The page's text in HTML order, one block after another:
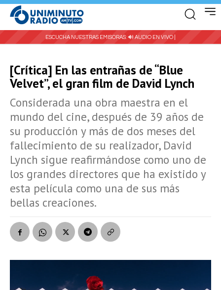
ESCUCHA NUESTRAS EMISORAS: 🔊 AUDIO EN VIVO |
[Crítica] En las entrañas de “Blue
Velvet”, el gran film de David Lynch
Considerada una obra maestra en el
mundo del cine, después de 39 años de
su producción y más de dos meses del
fallecimiento de su realizador, David
Lynch sigue reafirmándose como uno de
los grandes directores que ha existido y
esta película como una de sus más
bellas creaciones.